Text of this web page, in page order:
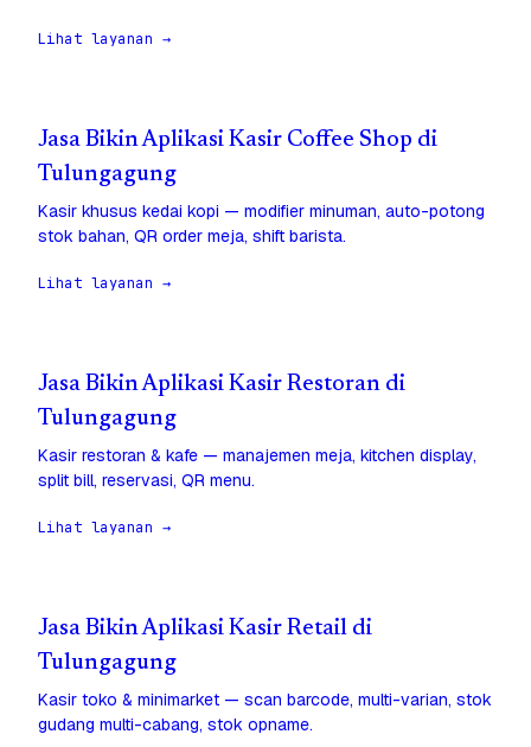
Lihat layanan →
Jasa Bikin Aplikasi Kasir Coffee Shop di
Tulungagung
Kasir khusus kedai kopi — modifier minuman, auto-potong
stok bahan, QR order meja, shift barista.
Lihat layanan →
Jasa Bikin Aplikasi Kasir Restoran di
Tulungagung
Kasir restoran & kafe — manajemen meja, kitchen display,
split bill, reservasi, QR menu.
Lihat layanan →
Jasa Bikin Aplikasi Kasir Retail di
Tulungagung
Kasir toko & minimarket — scan barcode, multi-varian, stok
gudang multi-cabang, stok opname.